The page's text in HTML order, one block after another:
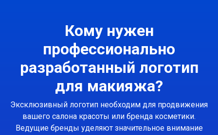
Кому нужен
профессионально
разработанный логотип
для макияжа?
Эксклюзивный логотип необходим для продвижения
вашего салона красоты или бренда косметики.
Ведущие бренды уделяют значительное внимание